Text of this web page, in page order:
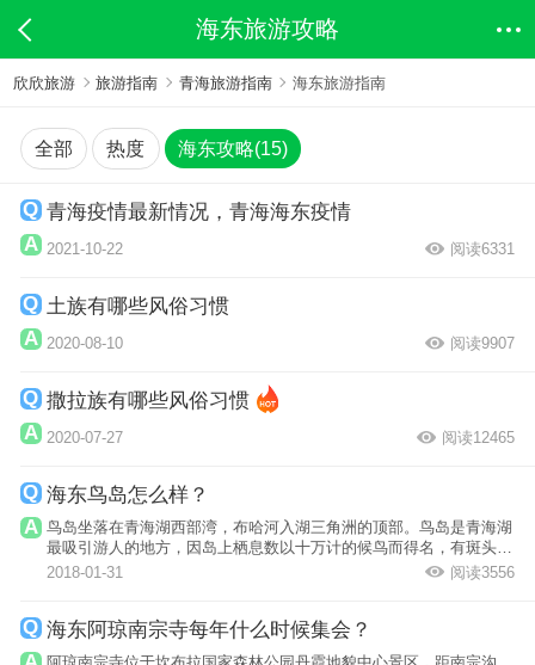
海东旅游攻略
欣欣旅游 旅游指南 青海旅游指南 海东旅游指南
全部 热度 海东攻略(15)
青海疫情最新情况，青海海东疫情
2021-10-22 阅读6331
土族有哪些风俗习惯
2020-08-10 阅读9907
撒拉族有哪些风俗习惯
2020-07-27 阅读12465
海东鸟岛怎么样？
鸟岛坐落在青海湖西部湾，布哈河入湖三角洲的顶部。鸟岛是青海湖
最吸引游人的地方，因岛上栖息数以十万计的候鸟而得名，有斑头
雁、白天鹅、...
2018-01-31 阅读3556
海东阿琼南宗寺每年什么时候集会？